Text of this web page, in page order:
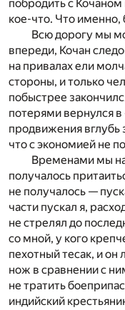
побродить с
кое-что. Что именно,
Всю дорогу мы
впереди, Кочан
на привалах ели
стороны, и только
побыстрее
потерями вернулся
продвижения вглубь
что с экономией не
Временами мы
получалось
не получалось —
части пускал я,
не стрелял до
со мной, у кого
пехотный тесак, и
нож в сравнении с
не тратить
индийский